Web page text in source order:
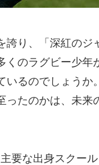
り、「深紅の
のラグビー少
るのでしょう
ったのかは、未
要な出身スクール